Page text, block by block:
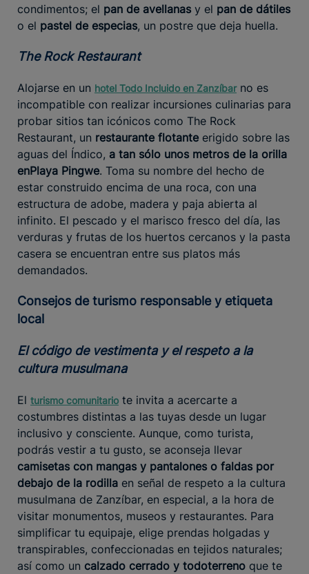
condimentos; el pan de avellanas y el pan de dátiles
o el pastel de especias, un postre que deja huella.
The Rock Restaurant
Alojarse en un hotel Todo Incluido en Zanzíbarno es
incompatible con realizar incursiones culinarias para
probar sitios tan icónicos como The Rock
Restaurant, un restaurante flotante erigido sobre las
aguas del Índico, a tan sólo unos metros de la orilla
enPlaya Pingwe. Toma su nombre del hecho de
estar construido encima de una roca, con una
estructura de adobe, madera y paja abierta al
infinito. El pescado y el marisco fresco del día, las
verduras y frutas de los huertos cercanos y la pasta
casera se encuentran entre sus platos más
demandados.
Consejos de turismo responsable y etiqueta
local
El código de vestimenta y el respeto a la
cultura musulmana
El turismo comunitario te invita a acercarte a
costumbres distintas a las tuyas desde un lugar
inclusivo y consciente. Aunque, como turista,
podrás vestir a tu gusto, se aconseja llevar
camisetas con mangas y pantalones o faldas por
debajo de la rodilla en señal de respeto a la cultura
musulmana de Zanzíbar, en especial, a la hora de
visitar monumentos, museos y restaurantes. Para
simplificar tu equipaje, elige prendas holgadas y
transpirables, confeccionadas en tejidos naturales;
así como un calzado cerrado y todoterreno que te